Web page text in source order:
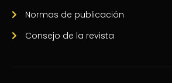
Normas de publicación
Consejo de la revista